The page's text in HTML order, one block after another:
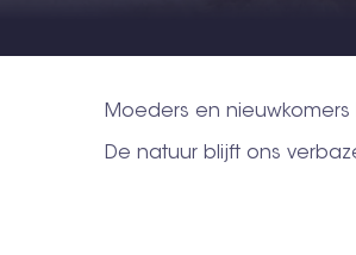
Moeders en
De natuur blijft ons